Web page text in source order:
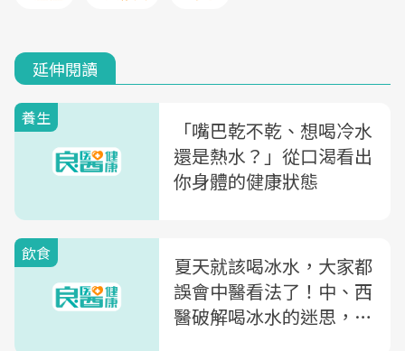
延伸閱讀
養生
「嘴巴乾不乾、想喝冷水
還是熱水？」從口渴看出
你身體的健康狀態
飲食
夏天就該喝冰水，大家都
誤會中醫看法了！中、西
醫破解喝冰水的迷思，但